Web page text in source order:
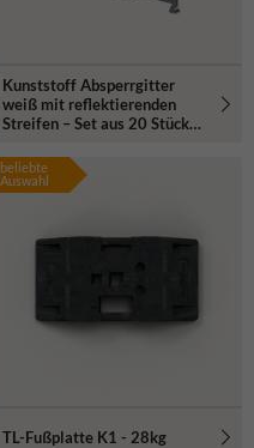
Kunststoff Absperrgitter
weiß mit reflektierenden
Streifen – Set aus 20 Stück
beliebte
Auswahl
TL-Fußplatte K1 - 28kg